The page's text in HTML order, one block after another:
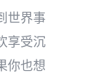
世界事
享受沉
你也想